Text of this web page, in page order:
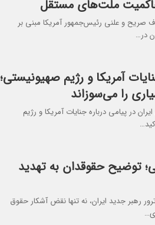
ملت‌های مستقل
صریح و علنی رئیس‌جمهور آمریکا مبنی بر
در…
آمریکا و رژیم صهیونیستی؛
را می‌سوزاند
در پیامی درباره جنایات آمریکا و رژیم
توضیح حقوقدان به تهدید
رهبر جدید ایران، نه تنها نقض آشکار حقوق